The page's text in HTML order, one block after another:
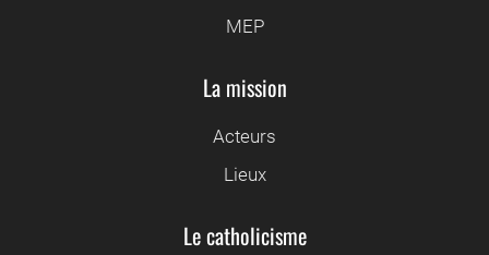
MEP
La mission
Acteurs
Lieux
Le catholicisme